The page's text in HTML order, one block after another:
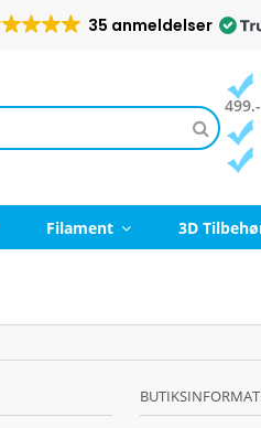
35 anmeldelser
Filament 3D